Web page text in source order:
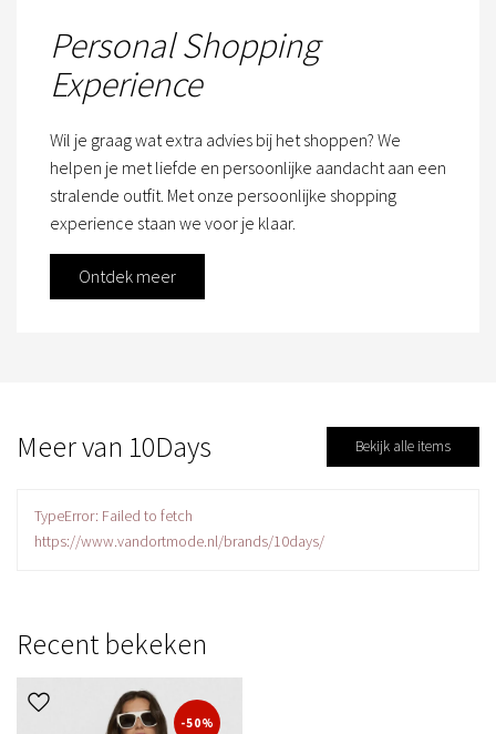
Personal Shopping
Experience
Wil je graag wat extra advies bij het shoppen? We
helpen je met liefde en persoonlijke aandacht aan een
stralende outfit. Met onze persoonlijke shopping
experience staan we voor je klaar.
Ontdek meer
Meer van 10Days Bekijk alle items
TypeError: Failed to fetch
https://www.vandortmode.nl/brands/10days/
Recent bekeken
-50%